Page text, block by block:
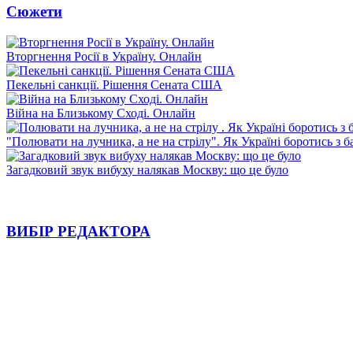
Сюжети
Вторгнення Росії в Україну. Онлайн
Пекельні санкції. Рішення Сената США
Війна на Близькому Сході. Онлайн
"Полювати на лучника, а не на стрілу". Як Україні боротись з
Загадковий звук вибуху налякав Москву: що це було
ВИБІР РЕДАКТОРА